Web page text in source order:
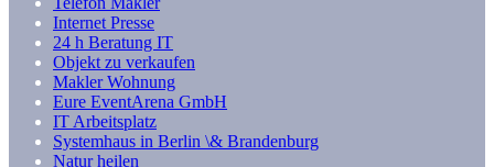
Internet Presse
24 h Beratung IT
Objekt zu verkaufen
Makler Wohnung
Eure EventArena GmbH
IT Arbeitsplatz
Systemhaus in Berlin \& Brandenburg
Natur heilen